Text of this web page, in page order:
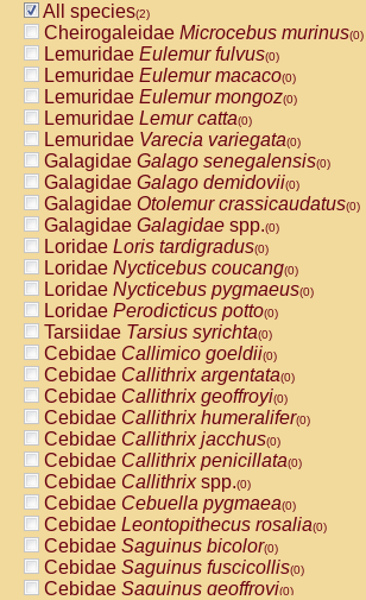
All species(2)
Cheirogaleidae Microcebus murinus(0)
Lemuridae Eulemur fulvus(0)
Lemuridae Eulemur macaco(0)
Lemuridae Eulemur mongoz(0)
Lemuridae Lemur catta(0)
Lemuridae Varecia variegata(0)
Galagidae Galago senegalensis(0)
Galagidae Galago demidovii(0)
Galagidae Otolemur crassicaudatus(0)
Galagidae Galagidae spp.(0)
Loridae Loris tardigradus(0)
Loridae Nycticebus coucang(0)
Loridae Nycticebus pygmaeus(0)
Loridae Perodicticus potto(0)
Tarsiidae Tarsius syrichta(0)
Cebidae Callimico goeldii(0)
Cebidae Callithrix argentata(0)
Cebidae Callithrix geoffroyi(0)
Cebidae Callithrix humeralifer(0)
Cebidae Callithrix jacchus(0)
Cebidae Callithrix penicillata(0)
Cebidae Callithrixspp.(0)
Cebidae Cebuella pygmaea(0)
Cebidae Leontopithecus rosalia(0)
Cebidae Saguinus bicolor(0)
Cebidae Saguinus fuscicollis(0)
Cebidae Saguinus geoffroyi(0)